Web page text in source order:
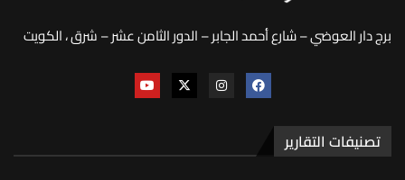
برج دار العوضي – شارع أحمد الجابر – الدور الثامن عشر – شرق ، الكويت
تصنيفات التقارير